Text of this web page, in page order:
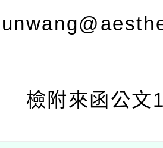
檢附來函公文